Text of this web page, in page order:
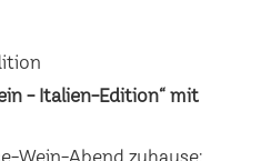
- Italien-Edition“ mit
Wein-Abend zuhause: